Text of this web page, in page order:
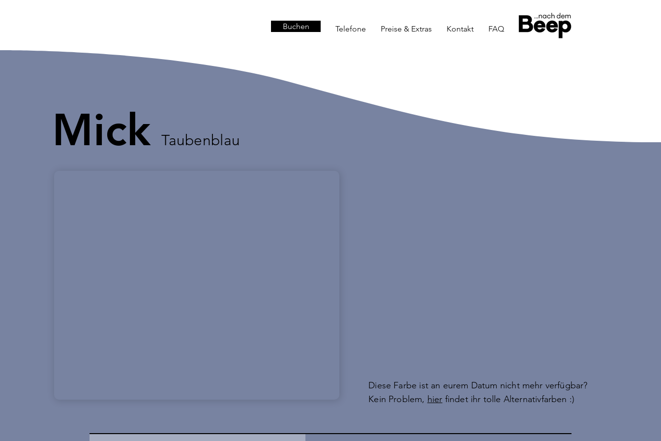
Buchen Telefone Preise & Extras Kontakt FAQ
Buchen
Taubenblau
Mick
Diese Farbe ist an eurem Datum nicht mehr verfügbar?
Kein Problem, hier findet ihr tolle Alternativfarben :)